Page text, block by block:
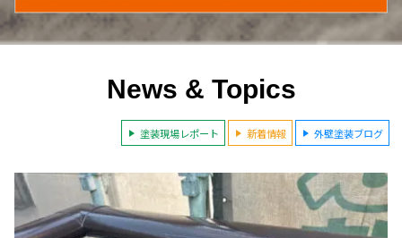
News & Topics
塗装現場レポート 新着情報 外壁塗装ブログ